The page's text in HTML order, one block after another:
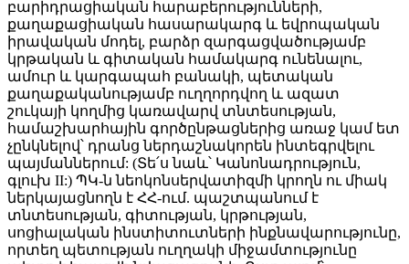
բարիդրացիական հարաբերությունների,
քաղաքացիական հասարակարգ և եվրոպական
իրավական մոդել, բարձր զարգացվածությամբ
կրթական և գիտական համակարգ ունենալու,
ամուր և կարգապահ բանակի, պետական
քաղաքականությամբ ուղղորդվող և ազատ
շուկայի կողմից կառավարվ տնտեսության,
համաշխարհային գործընթացներից առաջ կամ ետ
չընկնելով՝ դրանց ներդաշնակորեն ինտեգրվելու
պայմաններում: (Տե՛ս նաև՝ Կանոնադրություն,
գլուխ II:) ՊԿ-ն նեոկոնսերվատիզմի կրողն ու միակ
ներկայացնողն է ՀՀ-ում. պաշտպանում է
տնտեսության, գիտության, կրթության,
սոցիալական ինստիտուտների ինքնավարությունը,
որտեղ պետության ուղղակի միջամտությունը